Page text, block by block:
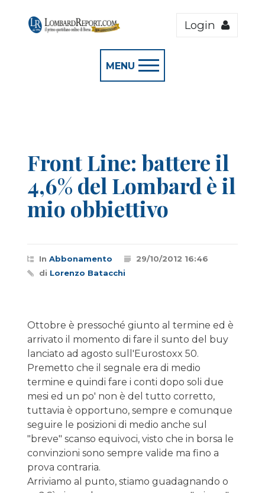
Login
MENU
Front Line: battere il
4,6% del Lombard è il
mio obbiettivo
In Abbonamento
29/10/2012 16:46
di Lorenzo Batacchi
Ottobre è pressoché giunto al termine ed è
arrivato il momento di fare il sunto del buy
lanciato ad agosto sull'Eurostoxx 50.
Premetto che il segnale era di medio
termine e quindi fare i conti dopo soli due
mesi ed un po' non è del tutto corretto,
tuttavia è opportuno, sempre e comunque
seguire le posizioni di medio anche sul
"breve" scanso equivoci, visto che in borsa le
convinzioni sono sempre valide ma fino a
prova contraria.
Arriviamo al punto, stiamo guadagnando o